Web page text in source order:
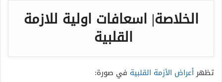
الخلاصة| اسعافات اولية للازمة
القلبية
تظهرأعراض الأزمة القلبية في صورة: